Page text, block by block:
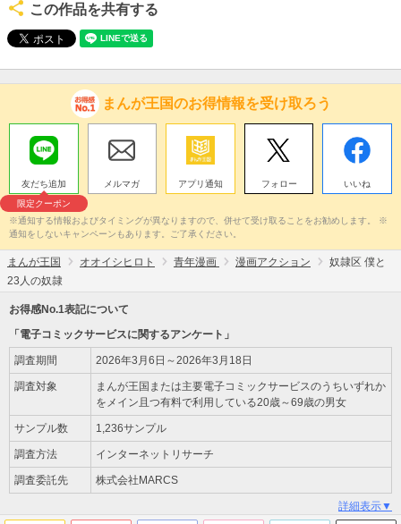
この作品を共有する
まんが王国のお得情報を受け取ろう
友だち追加
限定クーポン
メルマガ アプリ通知 フォロー いいね
※通知する情報およびタイミングが異なりますので、併せて受け取ることをお勧めします。 ※
通知をしないキャンペーンもあります。ご了承ください。
まんが王国 オオイシヒロト 青年漫画 漫画アクション
奴隷区 僕と
23人の奴隷
お得感No.1表記について
「電子コミックサービスに関するアンケート」
調査期間 2026年3月6日～2026年3月18日
調査対象
まんが王国または主要電子コミックサービスのうちいずれか
をメイン且つ有料で利用している20歳～69歳の男女
サンプル数 1,236サンプル
調査方法 インターネットリサーチ
調査委託先 株式会社MARCS
詳細表示▼